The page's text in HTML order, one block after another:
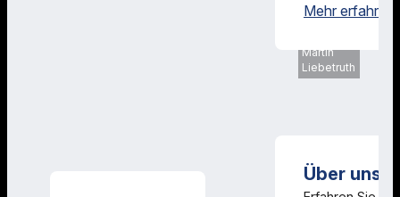
SUB
Martin
Liebetruth
Mehr erfahren
Über uns